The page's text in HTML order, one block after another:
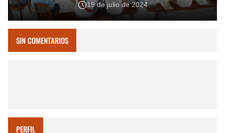
19 de julio de 2024
SIN COMENTARIOS
PERFIL